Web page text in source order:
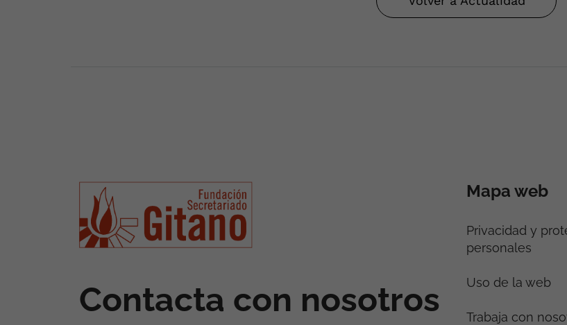
Contacta con nosotros
Mapa web
Privacidad y
personales
Uso de la web
Trabaja con